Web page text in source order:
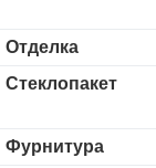
Отделка
Стеклопакет
Фурнитура